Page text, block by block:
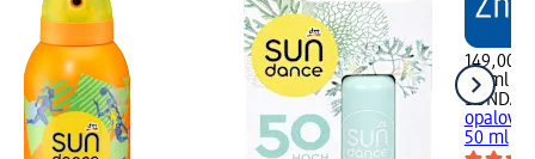
149,00
50 ml
50 ml